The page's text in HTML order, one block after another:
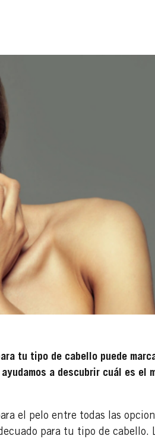
tu tipo de cabello puede
a descubrir cuál es el
el pelo entre todas las
para tu tipo de